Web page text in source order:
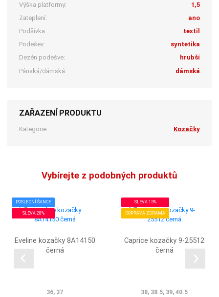
Výška platformy:
1,5
Zateplení:
ano
Podšívka:
textil
Podešev:
syntetika
Dezén podešve:
hrubší
Pánská/dámská:
dámská
ZAŘAZENÍ PRODUKTU
Kategorie: Kozačky
Vybírejte z podobných produktů
POSLEDNÍ ŠANCE
SLEVA 28%
Eveline kozačky 8A14150
černá
36, 37
SLEVA 15%
DOPRAVA ZDRAMA
Caprice kozačky 9-25512
černá
38, 38.5, 39, 40.5